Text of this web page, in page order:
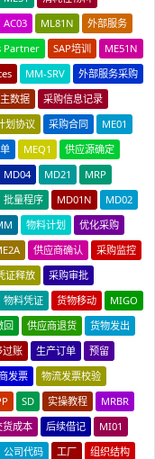
AC03 ML81N
外部服务
Partner SAP培训
ME51N
MM-SRV
外部服务采购
数据
采购信息记录
划协议 采购合同
ME01
MEQ1
供应源确定
MD04 MD21
MRP
批量程序 MD01N
MD02
物料计划
优化采购
供应商确认
采购监控
证释放
采购审批
物料凭证 货物移动
MIGO
回 供应商退货
货物发出
过账 生产订单
预留
发票
物流发票校验
SD 实操教程
MRBR
货成本 后续借记
MI01
公司代码 工厂
组织结构